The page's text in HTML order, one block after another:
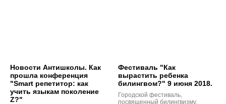
Новости Антишколы. Как
прошла конференция
"Smart репетитор: как
учить языкам поколение
Z?"
Фестиваль "Как
вырастить ребенка
билингвом?" 9 июня 2018.
Городской фестиваль,
посвященный билингвизму.